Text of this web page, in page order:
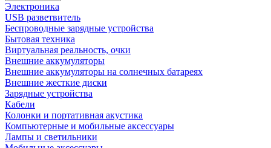
Электроника
USB разветвитель
Беспроводные зарядные устройства
Бытовая техника
Виртуальная реальность, очки
Внешние аккумуляторы
Внешние аккумуляторы на солнечных батареях
Внешние жесткие диски
Зарядные устройства
Кабели
Колонки и портативная акустика
Компьютерные и мобильные аксессуары
Лампы и светильники